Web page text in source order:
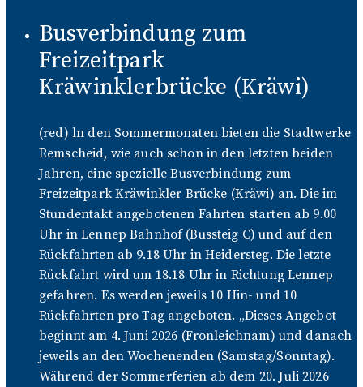
Busverbindung zum
Freizeitpark
Kräwinklerbrücke (Kräwi)
(red) ln den Sommermonaten bieten die Stadtwerke
Remscheid, wie auch schon in den letzten beiden
Jahren, eine spezielle Busverbindung zum
Freizeitpark Kräwinkler Brücke (Kräwi) an. Die im
Stundentakt angebotenen Fahrten starten ab 9.00
Uhr in Lennep Bahnhof (Bussteig C) und auf den
Rückfahrten ab 9.18 Uhr in Heidersteg. Die letzte
Rückfahrt wird um 18.18 Uhr in Richtung Lennep
gefahren. Es werden jeweils 10 Hin- und 10
Rückfahrten pro Tag angeboten. „Dieses Angebot
beginnt am 4. Juni 2026 (Fronleichnam) und danach
jeweils an den Wochenenden (Samstag/Sonntag).
Während der Sommerferien ab dem 20. Juli 2026